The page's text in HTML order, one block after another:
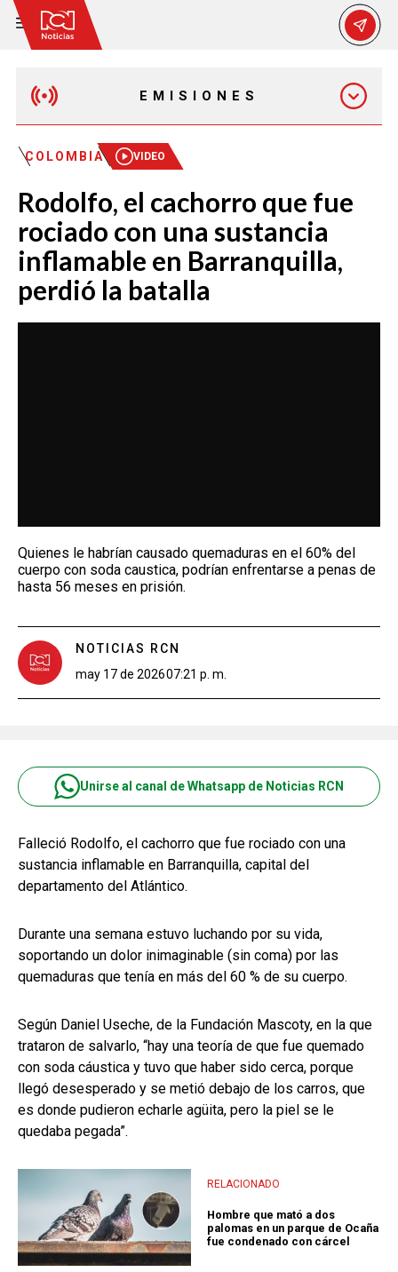
EMISIONES
MAÑANA EXPRESS
EMISIÓN 12:30 PM
EMISIÓN 7:00 PM
EMISIÓN 11:30 PM
COLOMBIA VIDEO
Rodolfo, el cachorro que fue
rociado con una sustancia
inflamable en Barranquilla,
perdió la batalla
Quienes le habrían causado quemaduras en el 60% del
cuerpo con soda caustica, podrían enfrentarse a penas de
hasta 56 meses en prisión.
NOTICIAS RCN
may 17 de 202607:21 p. m.
Unirse al canal de Whatsapp de Noticias RCN
Falleció Rodolfo, el cachorro que fue rociado con una
sustancia inflamable en Barranquilla, capital del
departamento del Atlántico.
Durante una semana estuvo luchando por su vida,
soportando un dolor inimaginable (sin coma) por las
quemaduras que tenía en más del 60 % de su cuerpo.
Según Daniel Useche, de la Fundación Mascoty, en la que
trataron de salvarlo, “hay una teoría de que fue quemado
con soda cáustica y tuvo que haber sido cerca, porque
llegó desesperado y se metió debajo de los carros, que
es donde pudieron echarle agüita, pero la piel se le
quedaba pegada”.
RELACIONADO
Hombre que mató a dos
palomas en un parque de Ocaña
fue condenado con cárcel